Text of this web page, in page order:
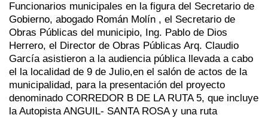
Funcionarios municipales en la figura del Secretario de
Gobierno, abogado Román Molín , el Secretario de
Obras Públicas del municipio, Ing. Pablo de Dios
Herrero, el Director de Obras Públicas Arq. Claudio
García asistieron a la audiencia pública llevada a cabo
el la localidad de 9 de Julio,en el salón de actos de la
municipalidad, para la presentación del proyecto
denominado CORREDOR B DE LA RUTA 5, que incluye
la Autopista ANGUIL- SANTA ROSA y una ruta